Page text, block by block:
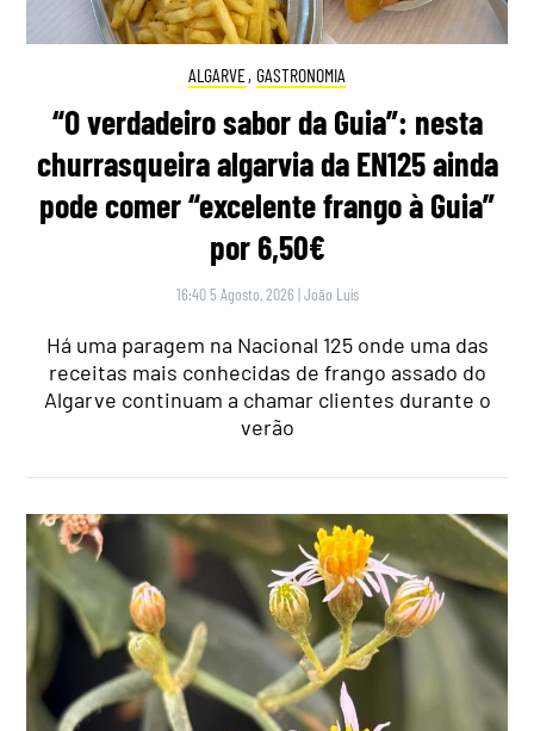
ALGARVE, GASTRONOMIA
“O verdadeiro sabor da Guia”: nesta
churrasqueira algarvia da EN125 ainda
pode comer “excelente frango à Guia”
por 6,50€
16:40 5 Agosto, 2026 |João Luís
Há uma paragem na Nacional 125 onde uma das
receitas mais conhecidas de frango assado do
Algarve continuam a chamar clientes durante o
verão